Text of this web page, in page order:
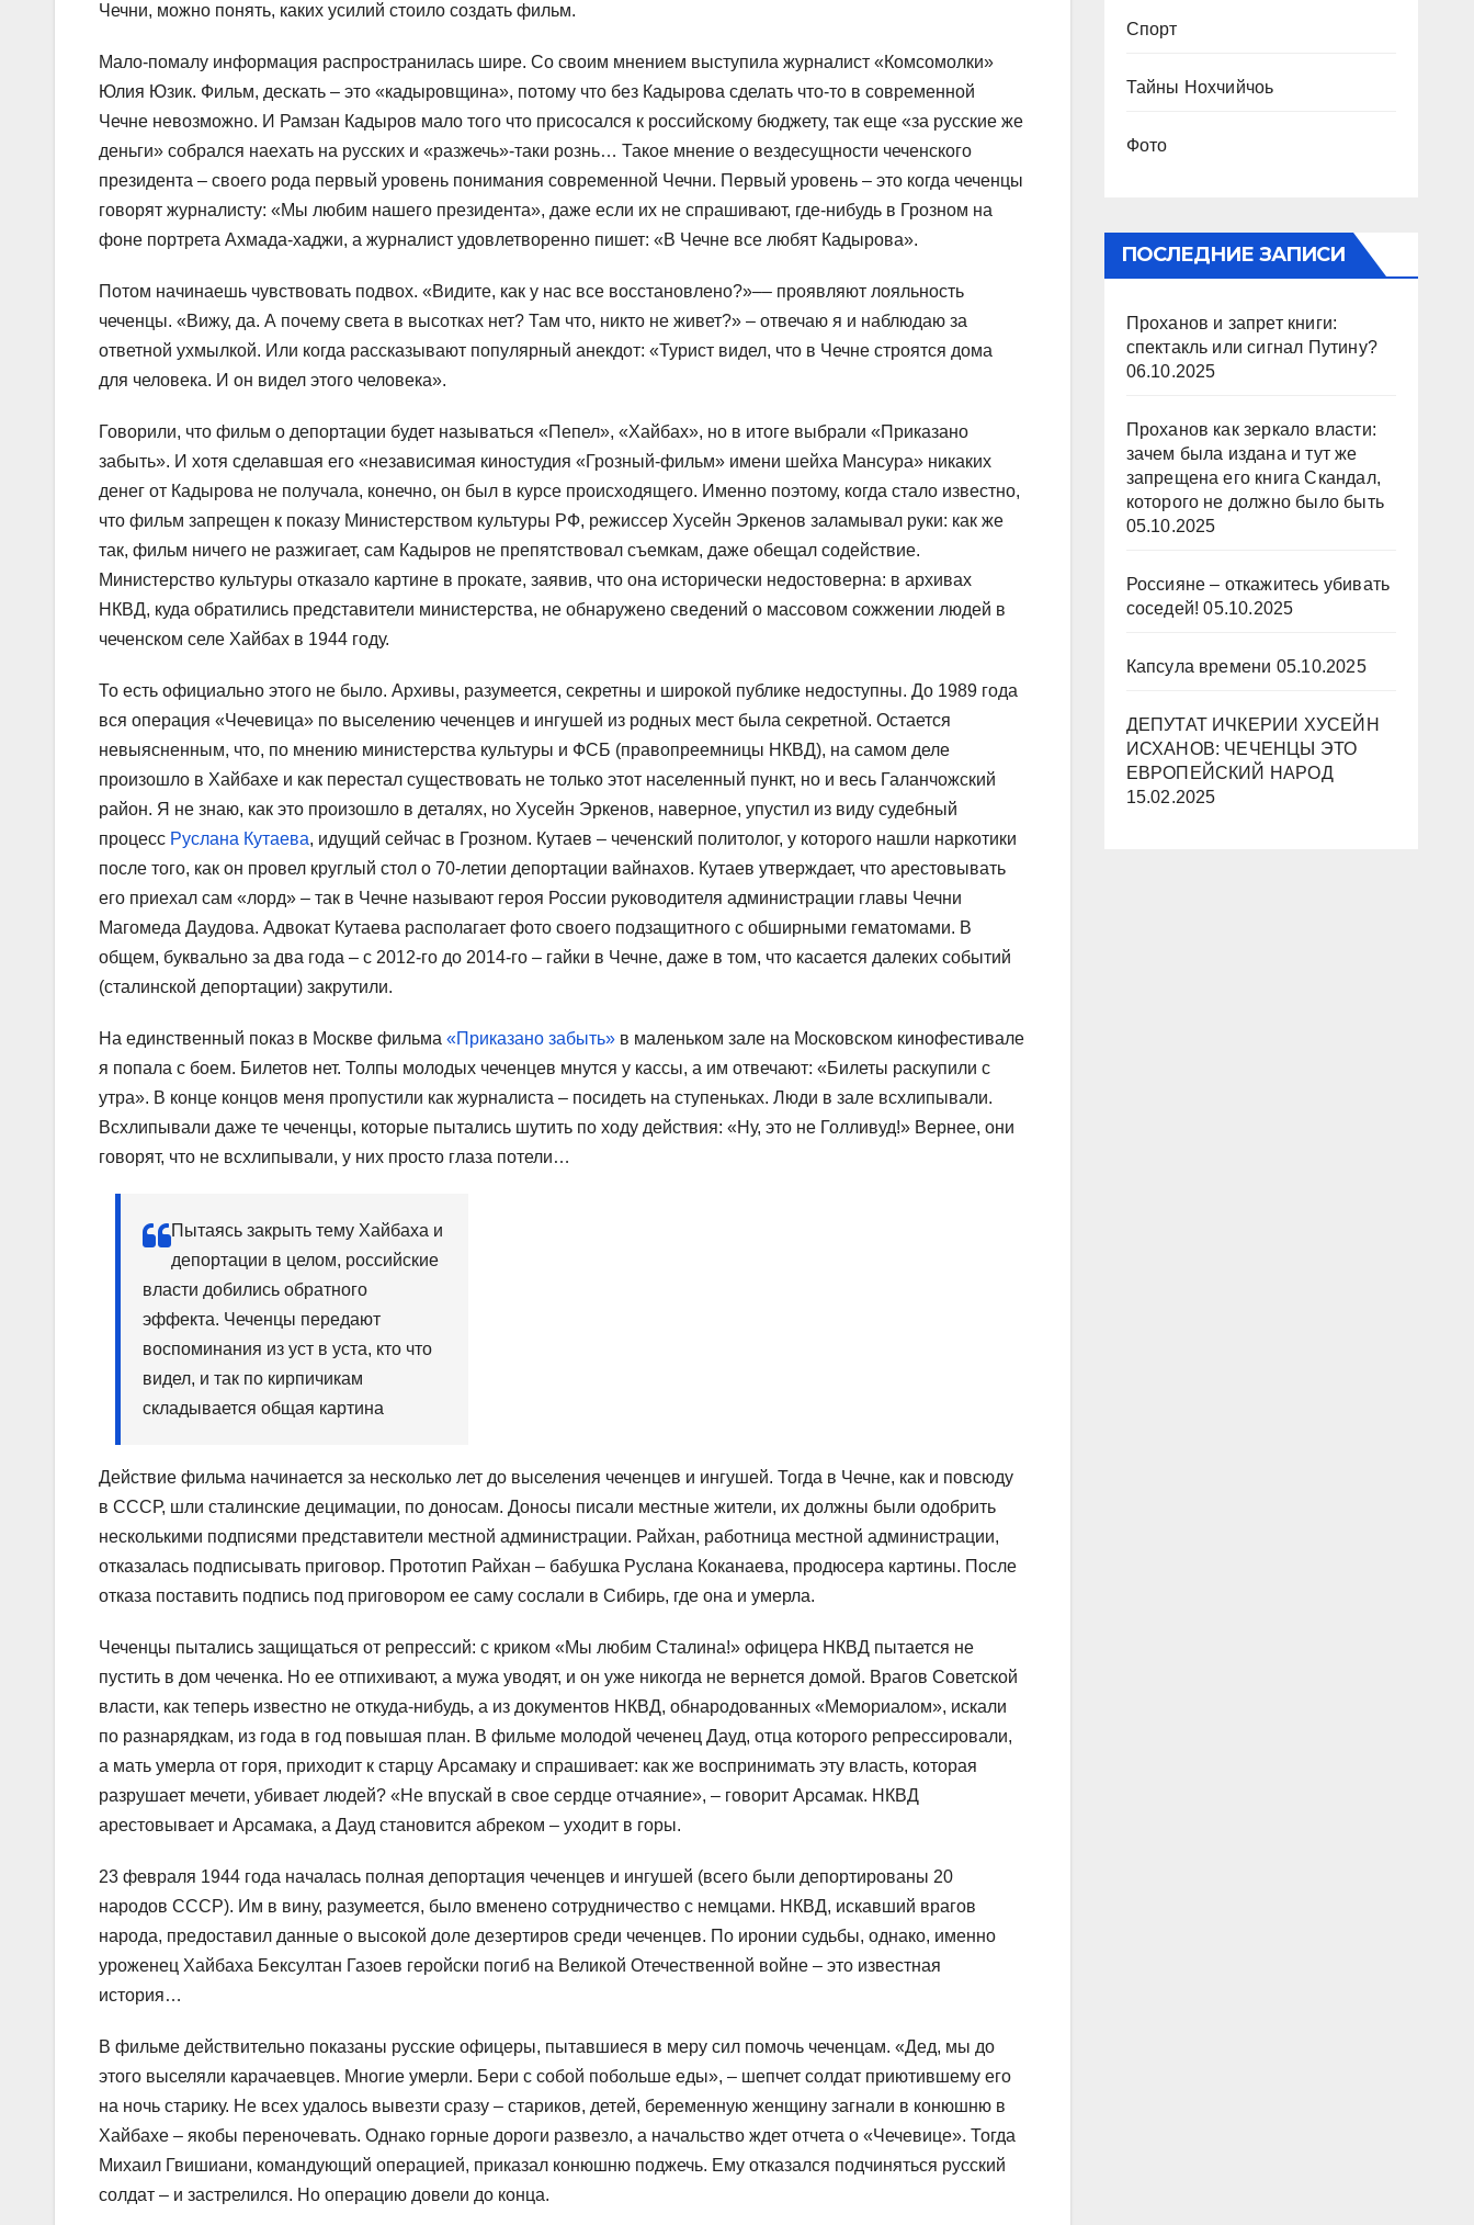
Чечни, можно понять, каких усилий стоило создать фильм.
Мало-помалу информация распространилась шире. Со своим мнением выступила журналист «Комсомолки»
Юлия Юзик. Фильм, дескать – это «кадыровщина», потому что без Кадырова сделать что-то в современной
Чечне невозможно. И Рамзан Кадыров мало того что присосался к российскому бюджету, так еще «за русские же
деньги» собрался наехать на русских и «разжечь»-таки рознь… Такое мнение о вездесущности чеченского
президента – своего рода первый уровень понимания современной Чечни. Первый уровень – это когда чеченцы
говорят журналисту: «Мы любим нашего президента», даже если их не спрашивают, где-нибудь в Грозном на
фоне портрета Ахмада-хаджи, а журналист удовлетворенно пишет: «В Чечне все любят Кадырова».
Потом начинаешь чувствовать подвох. «Видите, как у нас все восстановлено?»–– проявляют лояльность
чеченцы. «Вижу, да. А почему света в высотках нет? Там что, никто не живет?» – отвечаю я и наблюдаю за
ответной ухмылкой. Или когда рассказывают популярный анекдот: «Турист видел, что в Чечне строятся дома
для человека. И он видел этого человека».
Говорили, что фильм о депортации будет называться «Пепел», «Хайбах», но в итоге выбрали «Приказано
забыть». И хотя сделавшая его «независимая киностудия «Грозный-фильм» имени шейха Мансура» никаких
денег от Кадырова не получала, конечно, он был в курсе происходящего. Именно поэтому, когда стало известно,
что фильм запрещен к показу Министерством культуры РФ, режиссер Хусейн Эркенов заламывал руки: как же
так, фильм ничего не разжигает, сам Кадыров не препятствовал съемкам, даже обещал содействие.
Министерство культуры отказало картине в прокате, заявив, что она исторически недостоверна: в архивах
НКВД, куда обратились представители министерства, не обнаружено сведений о массовом сожжении людей в
чеченском селе Хайбах в 1944 году.
То есть официально этого не было. Архивы, разумеется, секретны и широкой публике недоступны. До 1989 года
вся операция «Чечевица» по выселению чеченцев и ингушей из родных мест была секретной. Остается
невыясненным, что, по мнению министерства культуры и ФСБ (правопреемницы НКВД), на самом деле
произошло в Хайбахе и как перестал существовать не только этот населенный пункт, но и весь Галанчожский
район. Я не знаю, как это произошло в деталях, но Хусейн Эркенов, наверное, упустил из виду судебный
процесс Руслана Кутаева, идущий сейчас в Грозном. Кутаев – чеченский политолог, у которого нашли наркотики
после того, как он провел круглый стол о 70-летии депортации вайнахов. Кутаев утверждает, что арестовывать
его приехал сам «лорд» – так в Чечне называют героя России руководителя администрации главы Чечни
Магомеда Даудова. Адвокат Кутаева располагает фото своего подзащитного с обширными гематомами. В
общем, буквально за два года – с 2012-го до 2014-го – гайки в Чечне, даже в том, что касается далеких событий
(сталинской депортации) закрутили.
На единственный показ в Москве фильма «Приказано забыть» в маленьком зале на Московском кинофестивале
я попала с боем. Билетов нет. Толпы молодых чеченцев мнутся у кассы, а им отвечают: «Билеты раскупили с
утра». В конце концов меня пропустили как журналиста – посидеть на ступеньках. Люди в зале всхлипывали.
Всхлипывали даже те чеченцы, которые пытались шутить по ходу действия: «Ну, это не Голливуд!» Вернее, они
говорят, что не всхлипывали, у них просто глаза потели…
Пытаясь закрыть тему Хайбаха и
депортации в целом, российские
власти добились обратного
эффекта. Чеченцы передают
воспоминания из уст в уста, кто что
видел, и так по кирпичикам
складывается общая картина
Действие фильма начинается за несколько лет до выселения чеченцев и ингушей. Тогда в Чечне, как и повсюду
в СССР, шли сталинские децимации, по доносам. Доносы писали местные жители, их должны были одобрить
несколькими подписями представители местной администрации. Райхан, работница местной администрации,
отказалась подписывать приговор. Прототип Райхан – бабушка Руслана Коканаева, продюсера картины. После
отказа поставить подпись под приговором ее саму сослали в Сибирь, где она и умерла.
Чеченцы пытались защищаться от репрессий: с криком «Мы любим Сталина!» офицера НКВД пытается не
пустить в дом чеченка. Но ее отпихивают, а мужа уводят, и он уже никогда не вернется домой. Врагов Советской
власти, как теперь известно не откуда-нибудь, а из документов НКВД, обнародованных «Мемориалом», искали
по разнарядкам, из года в год повышая план. В фильме молодой чеченец Дауд, отца которого репрессировали,
а мать умерла от горя, приходит к старцу Арсамаку и спрашивает: как же воспринимать эту власть, которая
разрушает мечети, убивает людей? «Не впускай в свое сердце отчаяние», – говорит Арсамак. НКВД
арестовывает и Арсамака, а Дауд становится абреком – уходит в горы.
23 февраля 1944 года началась полная депортация чеченцев и ингушей (всего были депортированы 20
народов СССР). Им в вину, разумеется, было вменено сотрудничество с немцами. НКВД, искавший врагов
народа, предоставил данные о высокой доле дезертиров среди чеченцев. По иронии судьбы, однако, именно
уроженец Хайбаха Бексултан Газоев геройски погиб на Великой Отечественной войне – это известная
история…
В фильме действительно показаны русские офицеры, пытавшиеся в меру сил помочь чеченцам. «Дед, мы до
этого выселяли карачаевцев. Многие умерли. Бери с собой побольше еды», – шепчет солдат приютившему его
на ночь старику. Не всех удалось вывезти сразу – стариков, детей, беременную женщину загнали в конюшню в
Хайбахе – якобы переночевать. Однако горные дороги развезло, а начальство ждет отчета о «Чечевице». Тогда
Михаил Гвишиани, командующий операцией, приказал конюшню поджечь. Ему отказался подчиняться русский
солдат – и застрелился. Но операцию довели до конца.
Спорт
Тайны Нохчийчоь
Фото
ПОСЛЕДНИЕ ЗАПИСИ
Проханов и запрет книги:
спектакль или сигнал Путину?
06.10.2025
Проханов как зеркало власти:
зачем была издана и тут же
запрещена его книга Скандал,
которого не должно было быть
05.10.2025
Россияне – откажитесь убивать
соседей! 05.10.2025
Капсула времени 05.10.2025
ДЕПУТАТ ИЧКЕРИИ ХУСЕЙН
ИСХАНОВ: ЧЕЧЕНЦЫ ЭТО
ЕВРОПЕЙСКИЙ НАРОД
15.02.2025